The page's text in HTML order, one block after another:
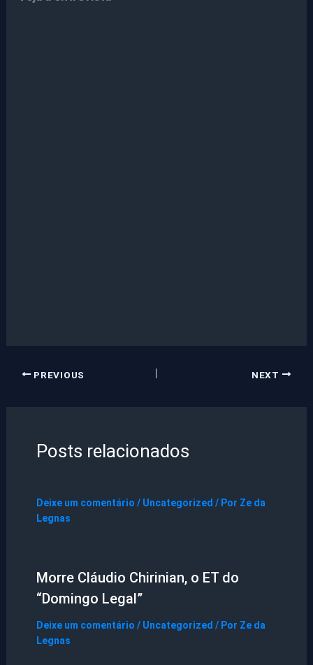
PREVIOUS NEXT
Posts relacionados
Deixe um comentário / Uncategorized / Por Ze da
Legnas
Morre Cláudio Chirinian, o ET do
“Domingo Legal”
Deixe um comentário / Uncategorized / Por Ze da
Legnas